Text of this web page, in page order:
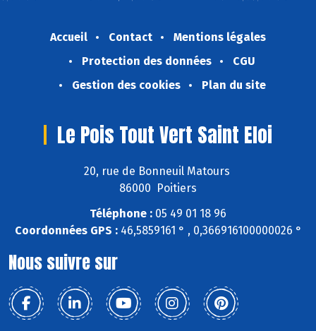
Accueil Contact
Mentions légales
Protection des données
CGU
Gestion des cookies
Plan du site
Le Pois Tout Vert Saint Eloi
20, rue de Bonneuil Matours
86000 Poitiers
Téléphone : 05 49 01 18 96
Coordonnées GPS :46,5859161 ° , 0,366916100000026 °
Nous suivre sur